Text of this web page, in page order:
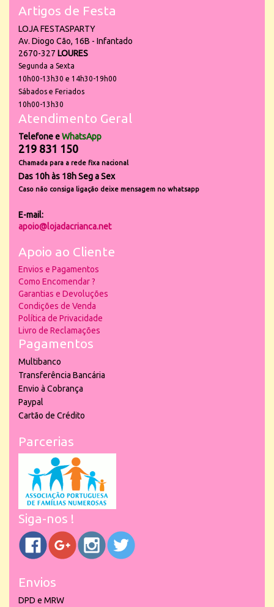
Artigos de Festa
LOJA FESTASPARTY
Av. Diogo Cão, 16B - Infantado
2670-327 LOURES
Segunda a Sexta
10h00-13h30 e 14h30-19h00
Sábados e Feriados
10h00-13h30
Atendimento Geral
Telefone eWhatsApp
219 831 150
Chamada para a rede fixa nacional
Das 10h às 18h Seg a Sex
Caso não consiga ligação deixe mensagem no whatsapp
E-mail:
apoio@lojadacrianca.net
Apoio ao Cliente
Envios e Pagamentos
Como Encomendar ?
Garantias e Devoluções
Condições de Venda
Política de Privacidade
Livro de Reclamações
Pagamentos
Multibanco
Transferência Bancária
Envio à Cobrança
Paypal
Cartão de Crédito
Parcerias
Siga-nos !
Envios
DPD e MRW